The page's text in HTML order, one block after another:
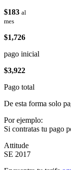
$183 al
mes
$1,726
pago inicial
$3,922
Pago total
De esta forma solo
Por ejemplo:
Si contratas tu pago
Attitude
SE 2017